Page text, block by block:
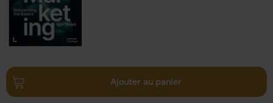
Ajouter au panier